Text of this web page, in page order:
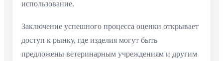
использование.
Заключение успешного процесса оценки открывает
доступ к рынку, где изделия могут быть
предложены ветеринарным учреждениям и другим